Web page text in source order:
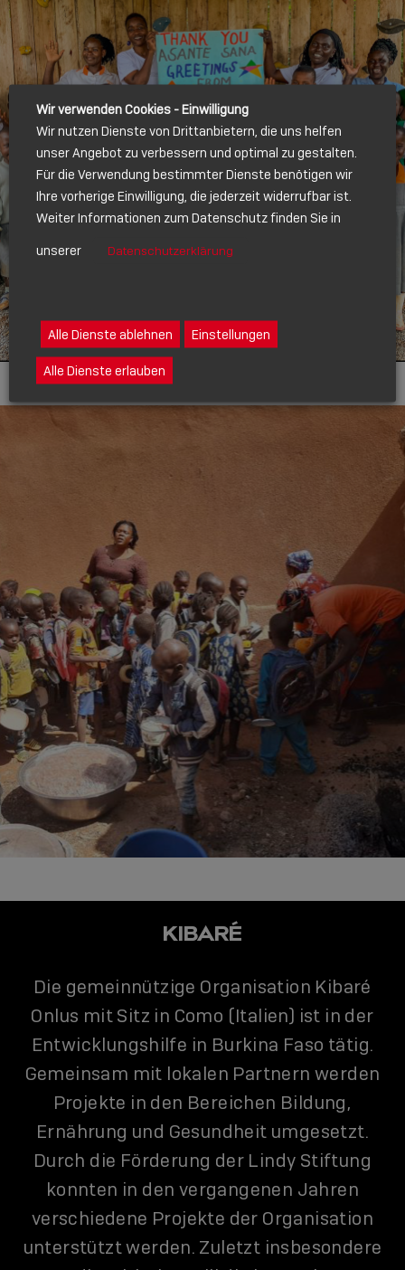
KIBARÉ
Die gemeinnützige Organisation Kibaré
Onlus mit Sitz in Como (Italien) ist in der
Entwicklungshilfe in Burkina Faso tätig.
Gemeinsam mit lokalen Partnern werden
Projekte in den Bereichen Bildung,
Ernährung und Gesundheit umgesetzt.
Durch die Förderung der Lindy Stiftung
konnten in den vergangenen Jahren
verschiedene Projekte der Organisation
unterstützt werden. Zuletzt insbesondere
Wir verwenden Cookies - Einwilligung
Wir nutzen Dienste von Drittanbietern, die uns helfen
unser Angebot zu verbessern und optimal zu gestalten.
Für die Verwendung bestimmter Dienste benötigen wir
Ihre vorherige Einwilligung, die jederzeit widerrufbar ist.
Weiter Informationen zum Datenschutz finden Sie in
unserer
Datenschutzerklärung
Alle Dienste ablehnen Einstellungen
Alle Dienste erlauben